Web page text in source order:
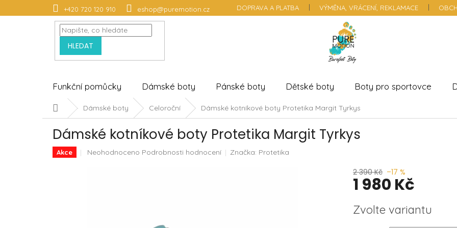
na
+420 720 120 910 eshop@puremotion.cz DOPRAVA A PLATBA VÝMĚNA, VRÁCENÍ, REKLAMACE
HLEDAT
Funkční pomůcky Dámské boty Pánské boty Dětské boty Boty pro sportovce
Domů Dámské boty Celoroční Dámské kotníkové boty Protetika Margit Tyrkys
Dámské kotníkové boty Protetika Margit Tyrkys
Akce
Průměrné
Neohodnoceno Podrobnosti hodnocení Značka: Protetika
2 390 Kč –17 %
1 980 Kč
cena:
Zvolte variantu